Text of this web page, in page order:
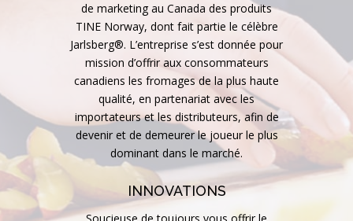
de marketing au Canada des produits
TINE Norway, dont fait partie le célèbre
Jarlsberg®. L’entreprise s’est donnée pour
mission d’offrir aux consommateurs
canadiens les fromages de la plus haute
qualité, en partenariat avec les
importateurs et les distributeurs, afin de
devenir et de demeurer le joueur le plus
dominant dans le marché.
INNOVATIONS